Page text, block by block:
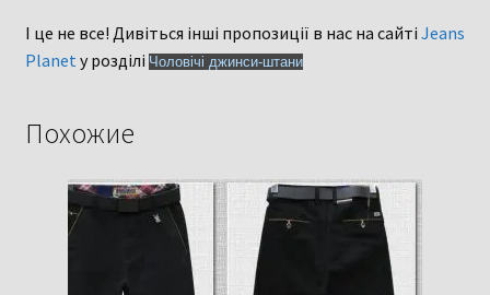
І це не все! Дивіться інші пропозиції в нас на сайті Jeans
Planet у розділі Чоловічі джинси-штани
Похожие